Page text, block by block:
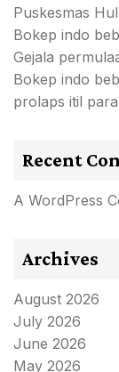
Puskesmas
Bokep indo
Gejala
Bokep indo
prolaps itil
Recent
A WordPress
Archives
August 2026
July 2026
June 2026
May 2026